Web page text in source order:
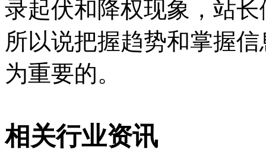
录起伏和降权现象，站
所以说把握趋势和掌握
为重要的。
相关行业资讯